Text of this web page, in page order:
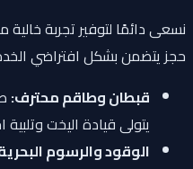
نسعى دائمًا لتوفير تجربة
حجز يتضمن بشكل افتراضي
قبطان وطاقم محترف:
يتولى قيادة اليخت وتلبية
الوقود والرسوم البحرية: